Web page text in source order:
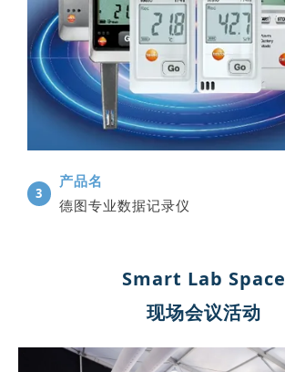
3
产品名
德图专业数据记录仪
Smart Lab Space
现场会议活动